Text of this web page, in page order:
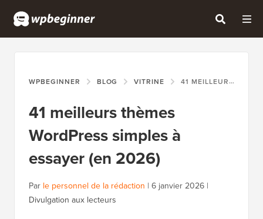
WPBEGINNER BLOG VITRINE 41 MEILLEURS THÈMES WORDPRESS SIMPLES À ESSAYER (EN 2026)
41 meilleurs thèmes
WordPress simples à
essayer (en 2026)
Par le personnel de la rédaction | 6 janvier 2026 |
Divulgation aux lecteurs